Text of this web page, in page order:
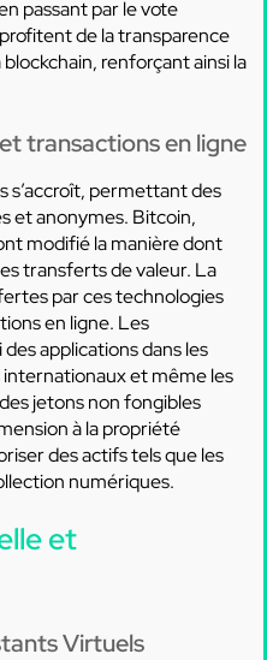
passant par le vote
de la transparence
renforçant ainsi la
transactions en ligne
s’accroît, permettant des
et anonymes. Bitcoin,
modifié la manière dont
transferts de valeur. La
par ces technologies
en ligne. Les
applications dans les
et même les
jetons non fongibles
à la propriété
des actifs tels que les
numériques.
et
Virtuels